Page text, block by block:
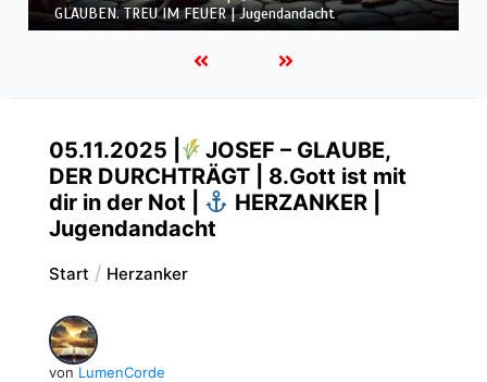
GLAUBEN. TREU IM FEUER | Jugendandacht
05.11.2025 |
JOSEF – GLAUBE,
DER DURCHTRÄGT | 8.Gott ist mit
dir in der Not |
HERZANKER |
Jugendandacht
Start Herzanker
von LumenCorde